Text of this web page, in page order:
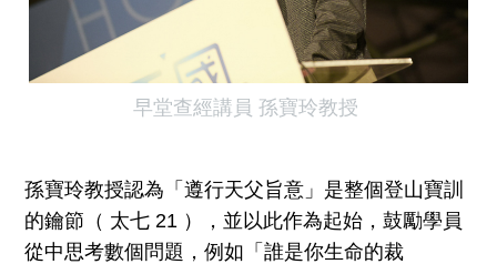
早堂查經講員 孫寶玲教授
孫寶玲教授認為「遵行天父旨意」是整個登山寶訓
的鑰節（ 太七 21 ），並以此作為起始，鼓勵學員
從中思考數個問題，例如「誰是你生命的裁